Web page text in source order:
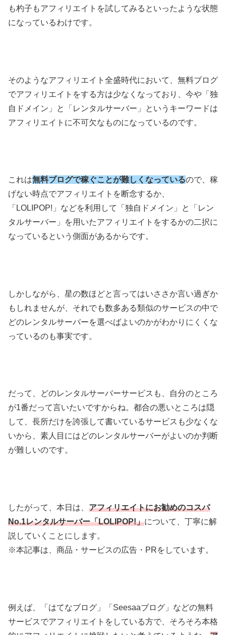
も杓子もアフィリエイトを試してみるといったような状態
になっているわけです。
そのようなアフィリエイト全盛時代において、無料ブログ
でアフィリエイトをする方は少なくなっており、今や「独
自ドメイン」と「レンタルサーバー」というキーワードは
アフィリエイトに不可欠なものになっているのです。
これは無料ブログで稼ぐことが難しくなっているので、稼
げない時点でアフィリエイトを断念するか、
「LOLIPOP!」などを利用して「独自ドメイン」と「レン
タルサーバー」を用いたアフィリエイトをするかの二択に
なっているという側面があるからです。
しかしながら、星の数ほどと言ってはいささか言い過ぎか
もしれませんが、それでも数多ある類似のサービスの中で
どのレンタルサーバーを選べばよいのかがわかりにくくな
っているのも事実です。
だって、どのレンタルサーバーサービスも、自分のところ
が1番だって言いたいですからね。都合の悪いところは隠
して、長所だけを誇張して書いているサービスも少なくな
いから、素人目にはどのレンタルサーバーがよいのか判断
が難しいのです。
したがって、本日は、 アフィリエイトにお勧めのコスパ
No.1レンタルサーバー「LOLIPOP!」について、丁寧に解
説していくことにします。
※本記事は、商品・サービスの広告・PRをしています。
例えば、「はてなブログ」「Seesaaブログ」などの無料
サービスでアフィリエイトをしている方で、そろそろ本格